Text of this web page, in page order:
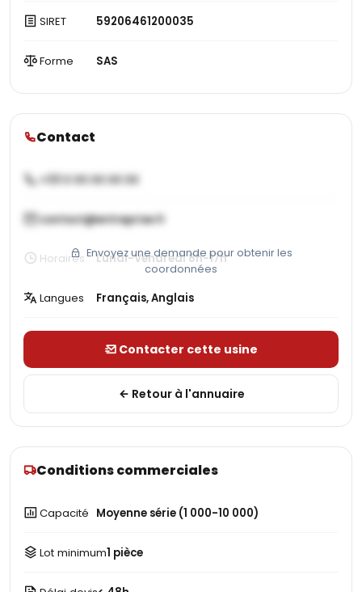
SIRET 59206461200035
Forme SAS
Contact
+33 X XX XX XX XX
contact@entreprise.fr
Envoyez une demande pour obtenir les
coordonnées
Horaires Lundi-Vendredi 8h-17h
Langues Français, Anglais
Contacter cette usine
Retour à l'annuaire
Conditions commerciales
Capacité Moyenne série (1 000-10 000)
Lot minimum1 pièce